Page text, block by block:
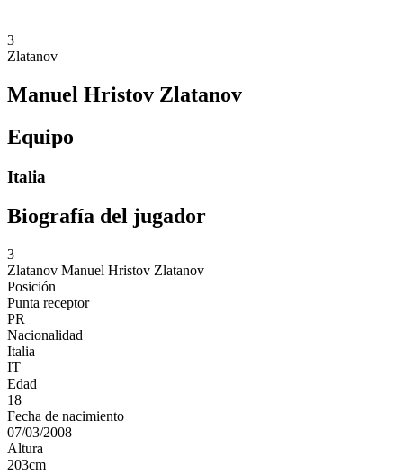
3
Zlatanov
Manuel Hristov Zlatanov
Equipo
Italia
Biografía del jugador
3
Zlatanov Manuel Hristov Zlatanov
Posición
Punta receptor
PR
Nacionalidad
Italia
IT
Edad
18
Fecha de nacimiento
07/03/2008
Altura
203cm